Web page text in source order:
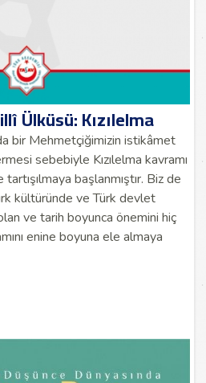
Ülküsü: Kızılelma
bir Mehmetçiğimizin istikâmet
sebebiyle Kızılelma kavramı
başlanmıştır. Biz de
kültüründe ve Türk devlet
ve tarih boyunca önemini hiç
enine boyuna ele almaya